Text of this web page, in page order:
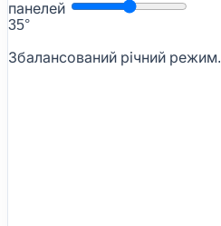
панелей
35°
Збалансований річний режим.